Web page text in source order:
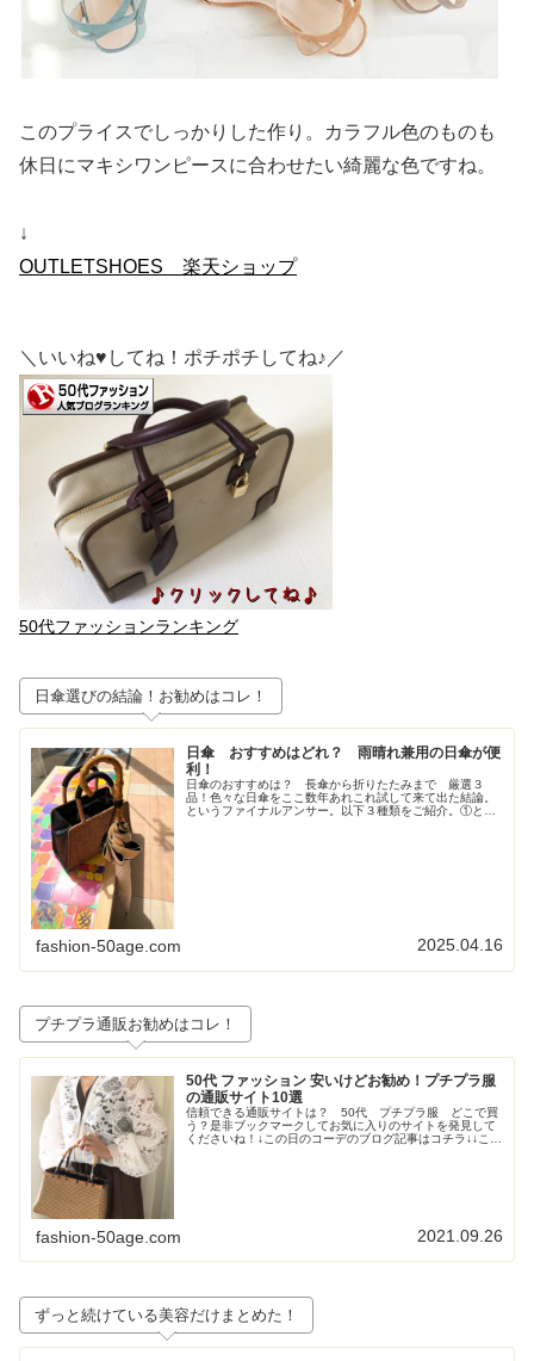
このプライスでしっかりした作り。カラフル色のものも
休日にマキシワンピースに合わせたい綺麗な色ですね。
↓
OUTLETSHOES 楽天ショップ
＼いいね♥してね！ポチポチしてね♪／
50代ファッションランキング
日傘選びの結論！お勧めはコレ！
日傘 おすすめはどれ？ 雨晴れ兼用の日傘が便
利！
日傘のおすすめは？ 長傘から折りたたみまで 厳選３
品！色々な日傘をここ数年あれこれ試して来て出た結論。
というファイナルアンサー。以下３種類をご紹介。①とに
fashion-50age.com 2025.04.16
プチプラ通販お勧めはコレ！
50代 ファッション 安いけどお勧め！プチプラ服
の通販サイト10選
信頼できる通販サイトは？ 50代 プチプラ服 どこで買
う？是非ブックマークしてお気に入りのサイトを発見して
くださいね！↓この日のコーデのブログ記事はコチラ↓↓この
fashion-50age.com 2021.09.26
ずっと続けている美容だけまとめた！